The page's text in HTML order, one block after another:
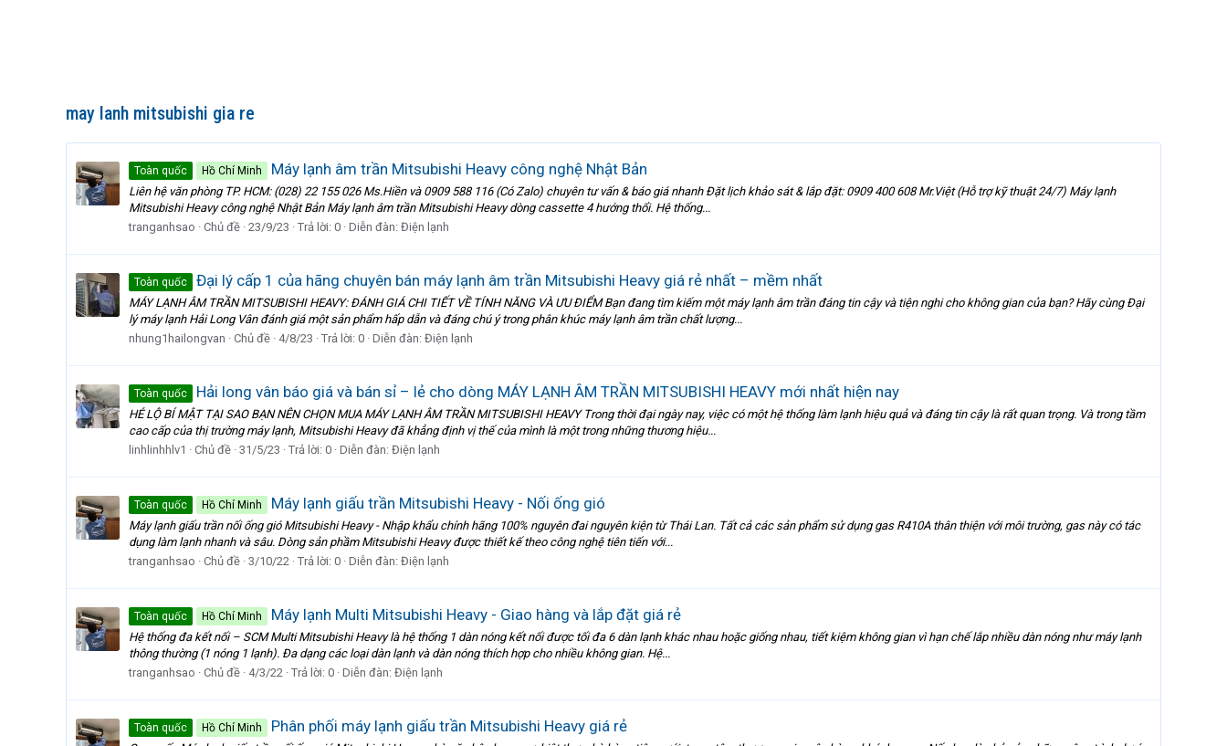
may lanh mitsubishi gia re
Toàn quốc Hồ Chí Minh Máy lạnh âm trần Mitsubishi Heavy công nghệ Nhật Bản
Liên hệ văn phòng TP. HCM: (028) 22 155 026 Ms.Hiền và 0909 588 116 (Có Zalo) chuyên tư vấn & báo giá nhanh Đặt lịch khảo sát & lắp đặt: 0909 400 608 Mr.Việt (Hỗ trợ kỹ thuật 24/7) Máy lạnh
Mitsubishi Heavy công nghệ Nhật Bản Máy lạnh âm trần Mitsubishi Heavy dòng cassette 4 hướng thổi. Hệ thống...
tranganhsao
Chủ đề 23/9/23 Trả lời: 0 Diễn đàn: Điện lạnh
Toàn quốc Đại lý cấp 1 của hãng chuyên bán máy lạnh âm trần Mitsubishi Heavy giá rẻ nhất – mềm nhất
MÁY LẠNH ÂM TRẦN MITSUBISHI HEAVY: ĐÁNH GIÁ CHI TIẾT VỀ TÍNH NĂNG VÀ ƯU ĐIỂM Bạn đang tìm kiếm một máy lạnh âm trần đáng tin cậy và tiện nghi cho không gian của bạn? Hãy cùng Đại
lý máy lạnh Hải Long Vân đánh giá một sản phẩm hấp dẫn và đáng chú ý trong phân khúc máy lạnh âm trần chất lượng...
nhung1hailongvan
Chủ đề 4/8/23 Trả lời: 0 Diễn đàn: Điện lạnh
Toàn quốc Hải long vân báo giá và bán sỉ – lẻ cho dòng MÁY LẠNH ÂM TRẦN MITSUBISHI HEAVY mới nhất hiện nay
HÉ LỘ BÍ MẬT TẠI SAO BẠN NÊN CHỌN MUA MÁY LẠNH ÂM TRẦN MITSUBISHI HEAVY Trong thời đại ngày nay, việc có một hệ thống làm lạnh hiệu quả và đáng tin cậy là rất quan trọng. Và trong tầm
cao cấp của thị trường máy lạnh, Mitsubishi Heavy đã khẳng định vị thế của mình là một trong những thương hiệu...
linhlinhhlv1
Chủ đề 31/5/23 Trả lời: 0 Diễn đàn: Điện lạnh
Toàn quốc Hồ Chí Minh Máy lạnh giấu trần Mitsubishi Heavy - Nối ống gió
Máy lạnh giấu trần nối ống gió Mitsubishi Heavy - Nhập khẩu chính hãng 100% nguyên đai nguyên kiện từ Thái Lan. Tất cả các sản phẩm sử dụng gas R410A thân thiện với môi trường, gas này có tác
dụng làm lạnh nhanh và sâu. Dòng sản phầm Mitsubishi Heavy được thiết kế theo công nghệ tiên tiến với...
tranganhsao
Chủ đề 3/10/22 Trả lời: 0 Diễn đàn: Điện lạnh
Toàn quốc Hồ Chí Minh Máy lạnh Multi Mitsubishi Heavy - Giao hàng và lắp đặt giá rẻ
Hệ thống đa kết nối – SCM Multi Mitsubishi Heavy là hệ thống 1 dàn nóng kết nối được tối đa 6 dàn lạnh khác nhau hoặc giống nhau, tiết kiệm không gian vì hạn chế lắp nhiều dàn nóng như máy lạnh
thông thường (1 nóng 1 lạnh). Đa dạng các loại dàn lạnh và dàn nóng thích hợp cho nhiều không gian. Hệ...
tranganhsao
Chủ đề 4/3/22 Trả lời: 0 Diễn đàn: Điện lạnh
Toàn quốc Hồ Chí Minh Phân phối máy lạnh giấu trần Mitsubishi Heavy giá rẻ